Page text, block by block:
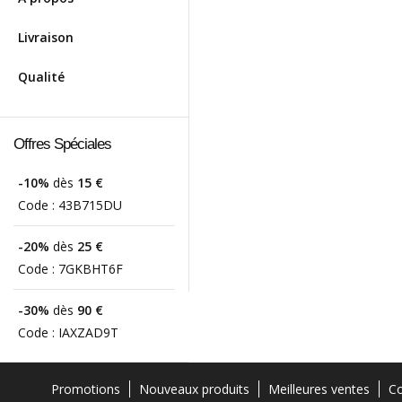
Livraison
Qualité
Offres Spéciales
-10% dès 15 €
Code : 43B715DU
-20% dès 25 €
Code : 7GKBHT6F
-30% dès 90 €
Code : IAXZAD9T
Promotions Nouveaux produits Meilleures ventes